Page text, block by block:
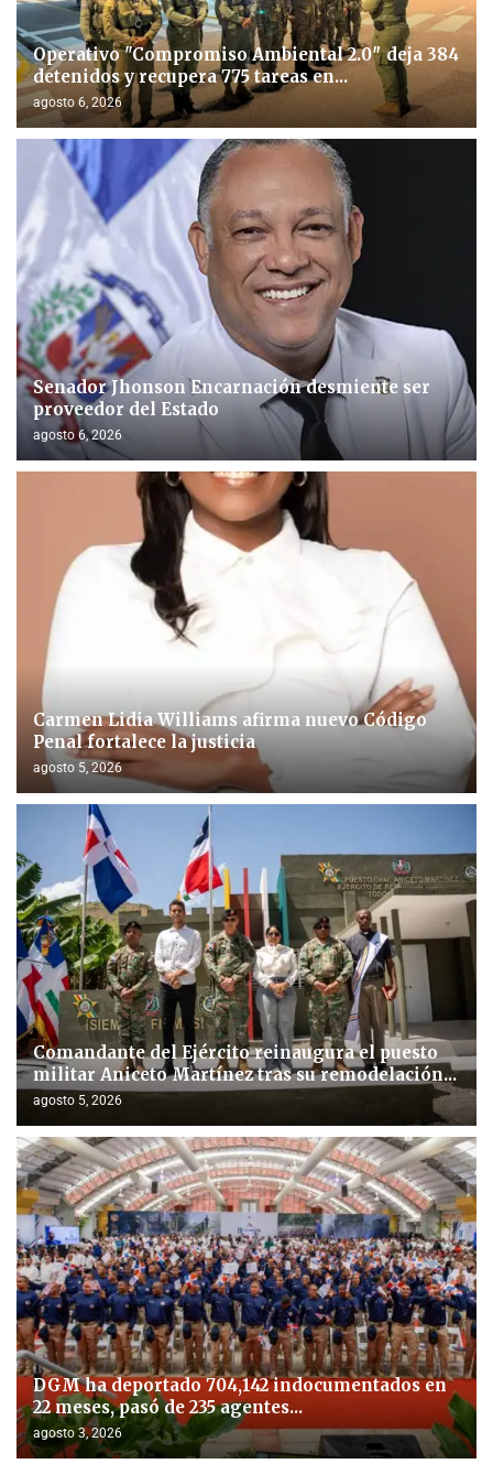
Operativo "Compromiso Ambiental 2.0″ deja 384
detenidos y recupera 775 tareas en...
agosto 6, 2026
Senador Jhonson Encarnación desmiente ser
proveedor del Estado
agosto 6, 2026
Carmen Lidia Williams afirma nuevo Código
Penal fortalece la justicia
agosto 5, 2026
Comandante del Ejército reinaugura el puesto
militar Aniceto Martínez tras su remodelación...
agosto 5, 2026
DGM ha deportado 704,142 indocumentados en
22 meses, pasó de 235 agentes...
agosto 3, 2026